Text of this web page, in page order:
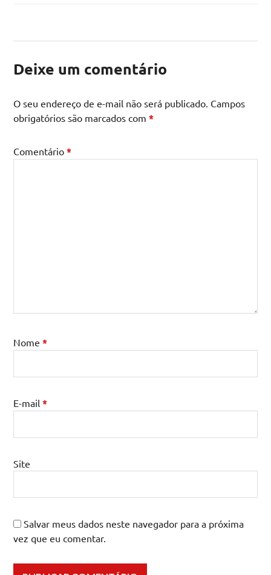
Deixe um comentário
O seu endereço de e-mail não será publicado. Campos
obrigatórios são marcados com*
Comentário*
Nome*
E-mail*
Site
Salvar meus dados neste navegador para a próxima
vez que eu comentar.